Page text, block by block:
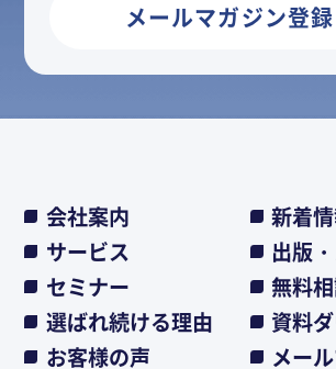
メールマガジン登録
会社案内
新着
サービス
出版
セミナー
無料
選ばれ続ける理由
資料
お客様の声
メー